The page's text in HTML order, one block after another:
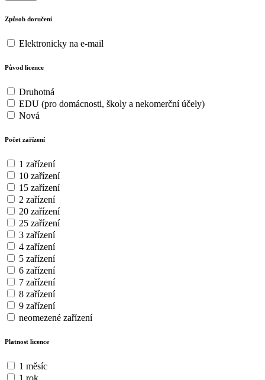
Způsob doručení
Elektronicky na e-mail
Původ licence
Druhotná
EDU (pro domácnosti, školy a nekomerční účely)
Nová
Počet zařízení
1 zařízení
10 zařízení
15 zařízení
2 zařízení
20 zařízení
25 zařízení
3 zařízení
4 zařízení
5 zařízení
6 zařízení
7 zařízení
8 zařízení
9 zařízení
neomezené zařízení
Platnost licence
1 měsíc